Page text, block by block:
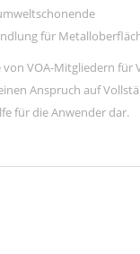
für
VOA-Mitgliedern für
Anspruch auf
für die Anwender dar.